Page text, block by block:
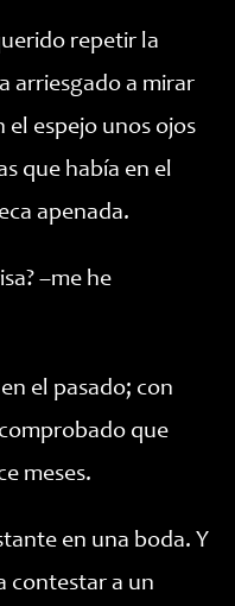
repetir la
arriesgado a mirar
espejo unos ojos
que había en el
apenada.
–me he
el pasado; con
que
meses.
en una boda. Y
contestar a un